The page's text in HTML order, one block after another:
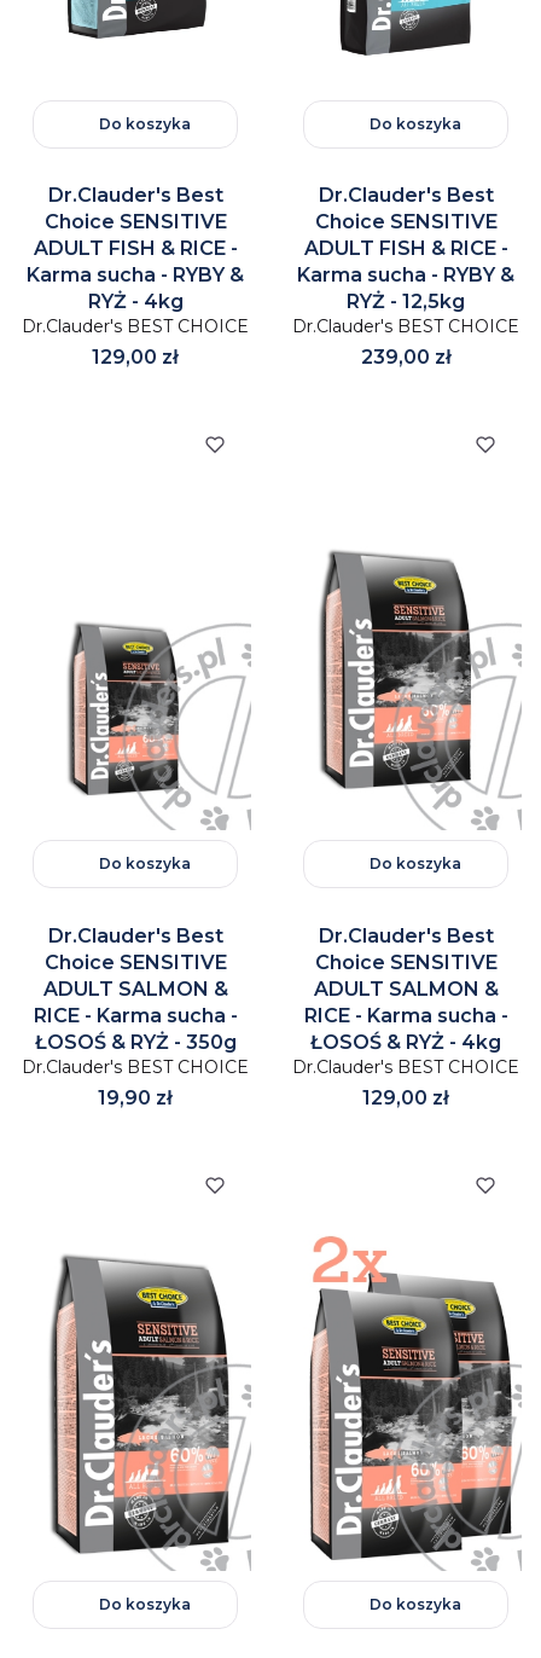
Do koszyka
Dr.Clauder's Best
Choice SENSITIVE
ADULT FISH & RICE -
Karma sucha - RYBY &
RYŻ - 4kg
Dr.Clauder's BEST CHOICE
Cena
129,00 zł
Do koszyka
Dr.Clauder's Best
Choice SENSITIVE
ADULT FISH & RICE -
Karma sucha - RYBY &
RYŻ - 12,5kg
Dr.Clauder's BEST CHOICE
Cena
239,00 zł
Do koszyka
Dr.Clauder's Best
Choice SENSITIVE
ADULT SALMON &
RICE - Karma sucha -
ŁOSOŚ & RYŻ - 350g
Dr.Clauder's BEST CHOICE
Cena
19,90 zł
Do koszyka
Dr.Clauder's Best
Choice SENSITIVE
ADULT SALMON &
RICE - Karma sucha -
ŁOSOŚ & RYŻ - 4kg
Dr.Clauder's BEST CHOICE
Cena
129,00 zł
Do koszyka Do koszyka